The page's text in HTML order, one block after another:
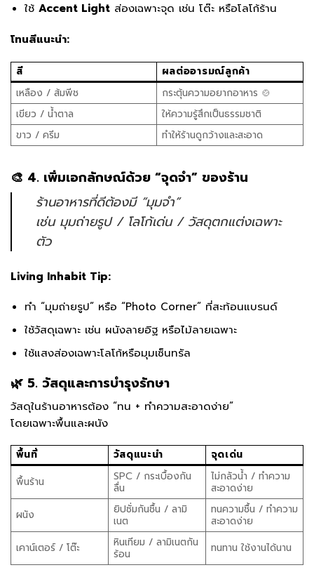
ใช้ Accent Lightส่องเฉพาะจุด เช่น โต๊ะ หรือโลโก้ร้าน
โทนสีแนะนำ:
สี
ผลต่ออารมณ์ลูกค้า
เหลือง / ส้มพีช
กระตุ้นความอยากอาหาร 🍲
เขียว / น้ำตาล
ให้ความรู้สึกเป็นธรรมชาติ
ขาว / ครีม
ทำให้ร้านดูกว้างและสะอาด
🎨 4. เพิ่มเอกลักษณ์ด้วย “จุดจำ” ของร้าน
ร้านอาหารที่ดีต้องมี “มุมจำ”
เช่น มุมถ่ายรูป / โลโก้เด่น / วัสดุตกแต่งเฉพาะ
ตัว
Living Inhabit Tip:
ทำ “มุมถ่ายรูป” หรือ “Photo Corner” ที่สะท้อนแบรนด์
ใช้วัสดุเฉพาะ เช่น ผนังลายอิฐ หรือไม้ลายเฉพาะ
ใช้แสงส่องเฉพาะโลโก้หรือมุมเซ็นทรัล
🌿 5. วัสดุและการบำรุงรักษา
วัสดุในร้านอาหารต้อง “ทน + ทำความสะอาดง่าย”
โดยเฉพาะพื้นและผนัง
พื้นที่ วัสดุแนะนำ
จุดเด่น
พื้นร้าน
SPC / กระเบื้องกัน
ลื่น
ไม่กลัวน้ำ / ทำความ
สะอาดง่าย
ผนัง
ยิปซั่มกันชื้น / ลามิ
เนต
ทนความชื้น / ทำความ
สะอาดง่าย
เคาน์เตอร์ / โต๊ะ
หินเทียม / ลามิเนตกัน
ร้อน
ทนทาน ใช้งานได้นาน